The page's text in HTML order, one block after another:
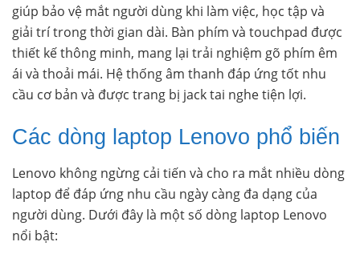
giúp bảo vệ mắt người dùng khi làm việc, học tập và
giải trí trong thời gian dài. Bàn phím và touchpad được
thiết kế thông minh, mang lại trải nghiệm gõ phím êm
ái và thoải mái. Hệ thống âm thanh đáp ứng tốt nhu
cầu cơ bản và được trang bị jack tai nghe tiện lợi.
Các dòng laptop Lenovo phổ biến
Lenovo không ngừng cải tiến và cho ra mắt nhiều dòng
laptop để đáp ứng nhu cầu ngày càng đa dạng của
người dùng. Dưới đây là một số dòng laptop Lenovo
nổi bật: